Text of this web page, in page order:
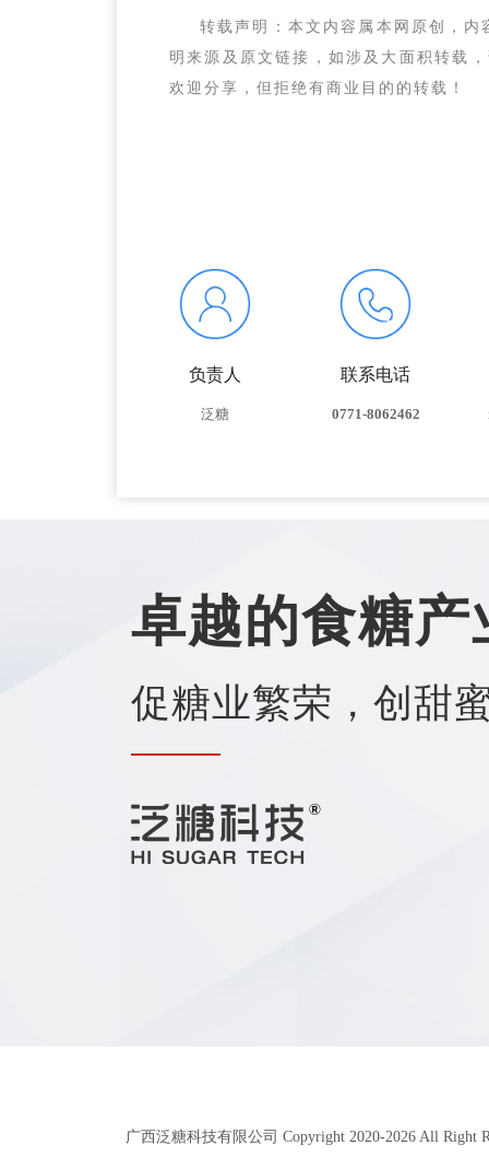
转载声明：本文内容属本网原创，
明来源及原文链接，如涉及大面积转载
欢迎分享，但拒绝有商业目的的转载！
负责人
泛糖
联系电话
0771-8062462
卓越的食糖
促糖业繁荣，创甜
广西泛糖科技有限公司 Copyright 2020-2026 All Right